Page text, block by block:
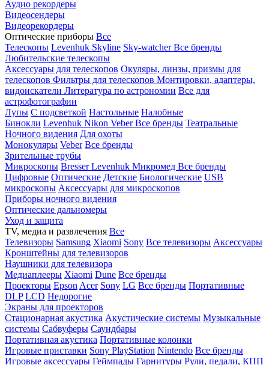
Аудио рекордеры
Видеосендеры
Видеорекордеры
Оптические приборы Все
Телескопы Levenhuk Skyline Sky-watcherВсе бренды
Любительские телескопы
Аксессуары для телескопов Окуляры, линзы, призмы для
телескопов Фильтры для телескопов Монтировки, адаптеры,
видоискатели Литература по астрономии Все для
астрофотографии
Лупы С подсветкой Настольные Налобные
Бинокли Levenhuk Nikon VeberВсе бренды Театральные
Ночного видения Для охоты
Монокуляры Veber Все бренды
Зрительные трубы
Микроскопы BresserLevenhuk Микромед Все бренды
Цифровые Оптические Детские Биологические USB
микроскопы Аксессуары для микроскопов
Приборы ночного видения
Оптические дальномеры
Уход и защита
TV, медиа и развлечения Все
Телевизоры Samsung Xiaomi Sony Все телевизоры Аксессуары
Кронштейны для телевизоров
Наушники для телевизора
Медиаплееры Xiaomi Dune Все бренды
Проекторы Epson Acer Sony LG Все бренды Портативные
DLP LCD Недорогие
Экраны для проекторов
Стационарная акустика Акустические системы Музыкальные
системы Сабвуферы Саундбары
Портативная акустика Портативные колонки
Игровые приставки Sony PlayStation Nintendo Все бренды
Игровые аксессуары Геймпады Гарнитуры Рули, педали, КПП